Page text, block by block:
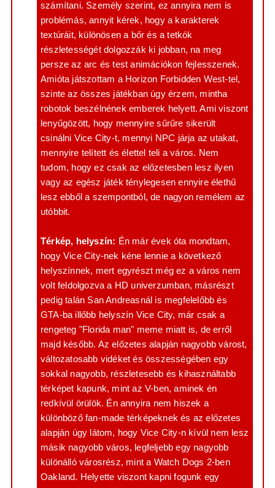
számítani. Személy szerint, ez annyira nem is
problémás, annyit kérek, hogy a karakterek
textúráit, különösen a bőr és a tetkók
részletességét dolgozzák ki jobban, na meg
persze az arc és test animációkon fejlesszenek.
Amióta játszottam a Horizon Forbidden West-tel,
szinte az összes játékban úgy érzem, mintha
robotok beszélnének emberek helyett. Ami viszont
lenyűgözött, hogy mennyire sűrűre sikerült
csinálni Vice City-t, mennyi NPC járja az utakat,
mennyire telített és élettel teli a város. Nem
tudom, hogy ez csak az előzetesben lesz ilyen
vagy az egész játék ténylegesen ennyire élethű
lesz ebből a szempontból, de nagyon remélem az
utóbbit.
Térkép, helyszín: Én már évek óta mondtam,
hogy Vice City-nek kéne lennie a következő
helyszínnek, mert egyrészt még ez a város nem
volt feldolgozva a HD univerzumban, másrészt
pedig talán San Andreasnál is megfelelőbb és
GTA-ba illőbb helyszín Vice City, már csak a
rengeteg "Florida man" meme miatt is, de erről
majd később. Az előzetes alapján nagyobb várost,
változatosabb vidéket és összességében egy
sokkal nagyobb, részletesebb és kihasználtabb
térképet kapunk, mint az V-ben, aminek én
redkívül örülök. Én annyira nem hiszek a
különböző fan-made térképeknek és az előzetes
alapján úgy látom, hogy Vice City-n kívül nem lesz
másik nagyobb város, legfeljebb egy nagyobb
különálló városrész, mint a Watch Dogs 2-ben
Oakland. Helyette viszont kapni fogunk egy